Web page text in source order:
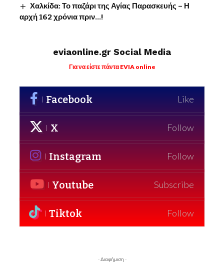
Χαλκίδα: Το παζάρι της Αγίας Παρασκευής – Η
αρχή 162 χρόνια πριν…!
eviaonline.gr Social Media
Για να είστε πάντα EVIA online
Facebook Like
X Follow
Instagram Follow
Youtube Subscribe
Tiktok Follow
- Διαφήμιση -